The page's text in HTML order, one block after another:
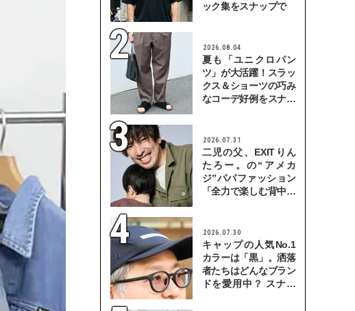
ック集をスナップで
2026.08.04
夏も「ユニクロパン
ツ」が大活躍！スラッ
クス＆ショーツの巧み
なコーデ好例をスナッ
2026.07.31
二児の父、EXITりん
たろー。の“アメカ
ジ”パパファッション
「全力で楽しむ背中を
2026.07.30
キャップの人気No.1
カラーは「黒」。洒落
者たちはどんなブラン
ドを愛用中？ スナッ